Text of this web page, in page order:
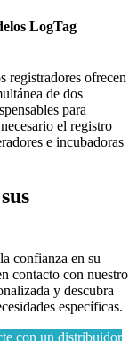
LogTag
registradores ofrecen
de dos
para
el registro
e incubadoras
confianza en su
contacto con nuestro
y descubra
específicas.
con un distribuidor